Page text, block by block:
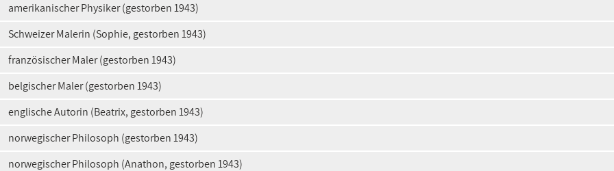
amerikanischer Physiker (gestorben 1943)
Schweizer Malerin (Sophie, gestorben 1943)
französischer Maler (gestorben 1943)
belgischer Maler (gestorben 1943)
englische Autorin (Beatrix, gestorben 1943)
norwegischer Philosoph (gestorben 1943)
norwegischer Philosoph (Anathon, gestorben 1943)